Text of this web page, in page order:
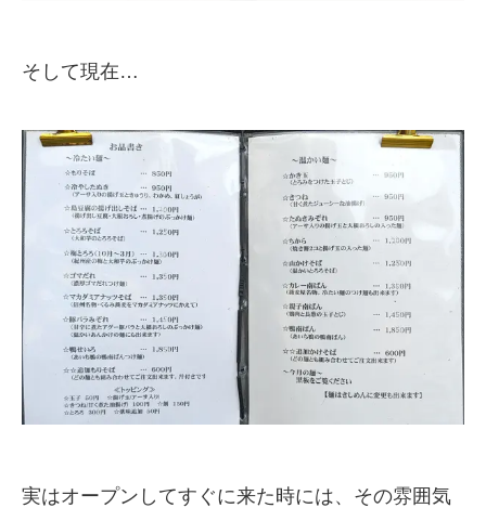
そして現在…
実はオープンしてすぐに来た時には、その雰囲気